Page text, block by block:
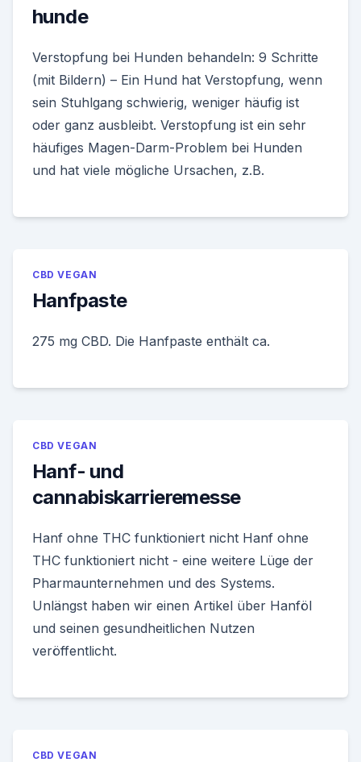
hunde
Verstopfung bei Hunden behandeln: 9 Schritte
(mit Bildern) – Ein Hund hat Verstopfung, wenn
sein Stuhlgang schwierig, weniger häufig ist
oder ganz ausbleibt. Verstopfung ist ein sehr
häufiges Magen-Darm-Problem bei Hunden
und hat viele mögliche Ursachen, z.B.
CBD VEGAN
Hanfpaste
275 mg CBD. Die Hanfpaste enthält ca.
CBD VEGAN
Hanf- und
cannabiskarrieremesse
Hanf ohne THC funktioniert nicht Hanf ohne
THC funktioniert nicht - eine weitere Lüge der
Pharmaunternehmen und des Systems.
Unlängst haben wir einen Artikel über Hanföl
und seinen gesundheitlichen Nutzen
veröffentlicht.
CBD VEGAN